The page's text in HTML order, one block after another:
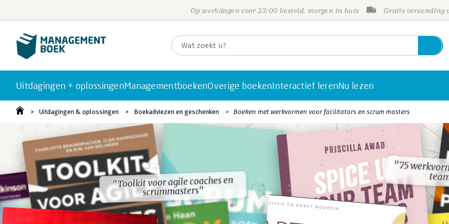
Op werkdagen voor 23:00 besteld, morgen in huis Gratis verzending
Uitdagingen + oplossingenManagementboekenOverige boekenInteractief lerenNu lezen
Uitdagingen & oplossingen Boekadviezen en geschenken Boeken met werkvormen voor facilitators en scrum masters
"Toolkit voor agile coaches en
scrummasters"
"75
"Toolkit voor agile coaches en
scrummasters"
"75